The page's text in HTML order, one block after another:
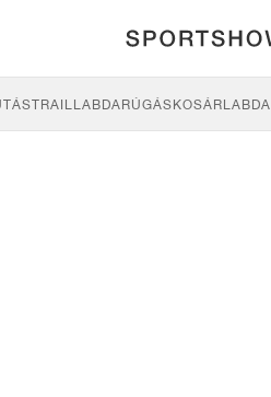
TRAILLABDARÚGÁSKOSÁRLABDA